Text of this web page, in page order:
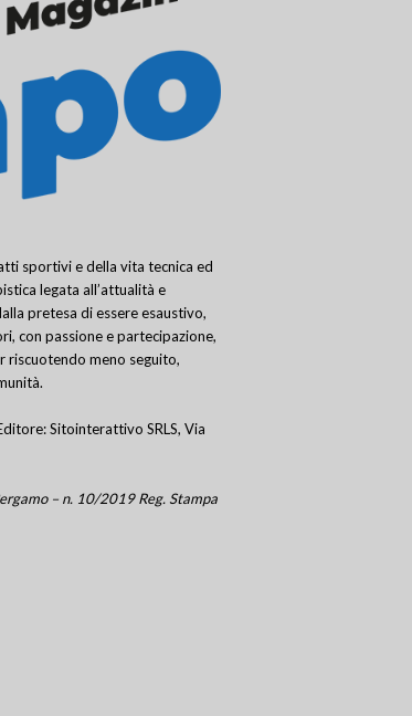
sportivi e della vita tecnica ed
legata all’attualità e
pretesa di essere esaustivo,
con passione e partecipazione,
riscuotendo meno seguito,
Sitointerattivo SRLS, Via
– n. 10/2019 Reg. Stampa